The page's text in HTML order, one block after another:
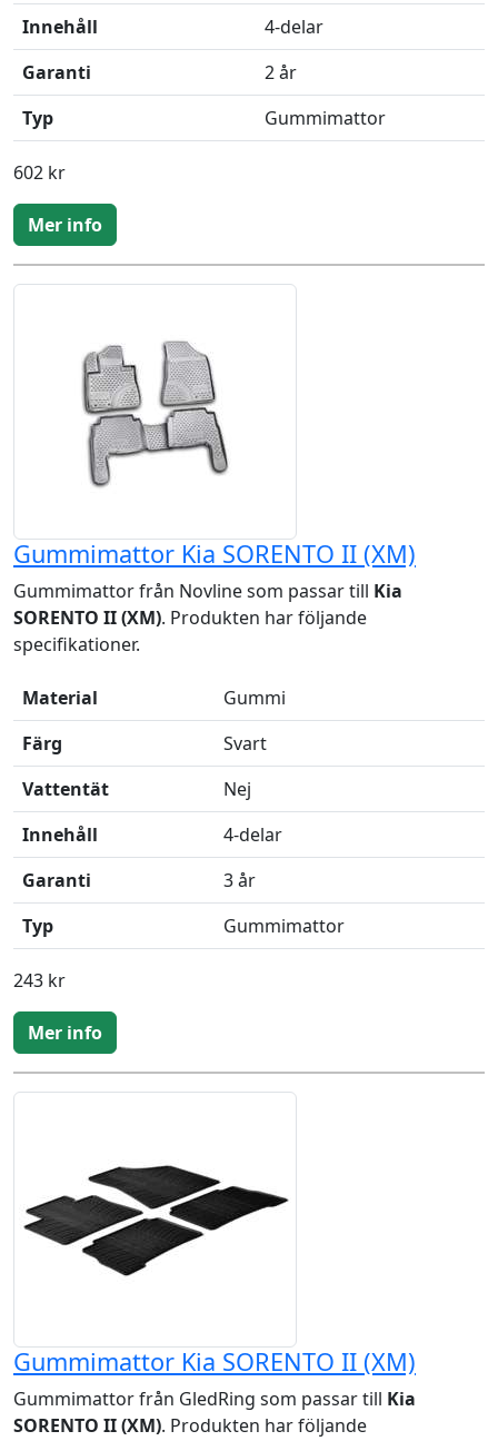
Innehåll
4-delar
Garanti
2 år
Typ
Gummimattor
602 kr
Mer info
Gummimattor Kia SORENTO II (XM)
Gummimattor från Novline som passar till Kia
SORENTO II (XM). Produkten har följande
specifikationer.
Material
Gummi
Färg
Svart
Vattentät
Nej
Innehåll
4-delar
Garanti
3 år
Typ
Gummimattor
243 kr
Mer info
Gummimattor Kia SORENTO II (XM)
Gummimattor från GledRing som passar till Kia
SORENTO II (XM). Produkten har följande